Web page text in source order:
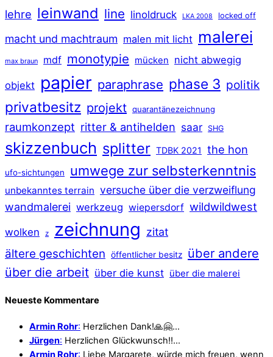
lehre leinwand line linoldruck LKA 2008 locked off
macht und machtraum malen mit licht malerei
max braun mdf monotypie mücken nicht abwegig
objekt papier paraphrase phase 3 politik
privatbesitz projekt quarantänezeichnung
raumkonzept ritter & antihelden saar SHG
skizzenbuch splitter TDBK 2021 the hon
ufo-sichtungen umwege zur selbsterkenntnis
unbekanntes terrain versuche über die verzweiflung
wandmalerei werkzeug wiepersdorf wildwildwest
wolken z zeichnung zitat
ältere geschichten öffentlicher besitz über andere
über die arbeit über die kunst über die malerei
Neueste Kommentare
Armin Rohr: Herzlichen Dank!🙏🤗…
Jürgen: Herzlichen Glückwunsch!!…
Armin Rohr: Liebe Margarete, würde mich freuen, wenn